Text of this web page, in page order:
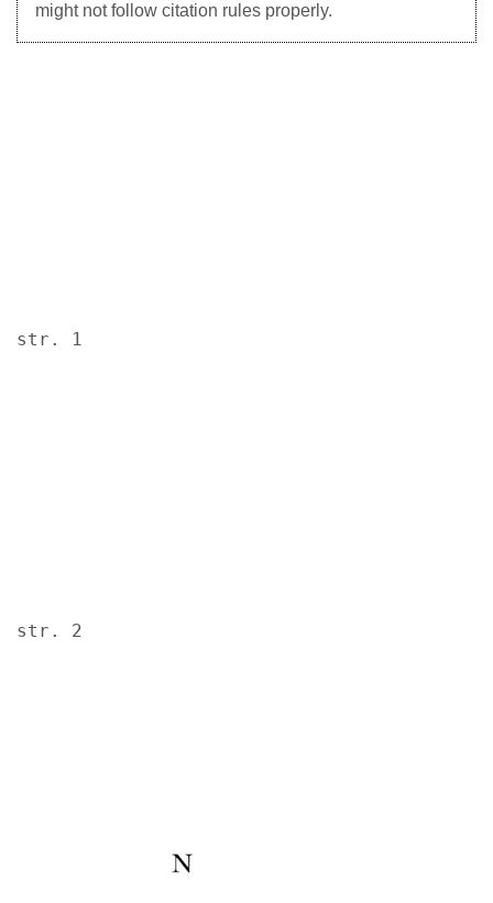
might not follow citation rules properly.
str. 1
str. 2